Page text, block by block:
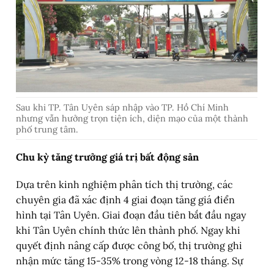
Sau khi TP. Tân Uyên sáp nhập vào TP. Hồ Chí Minh
nhưng vẫn hưởng trọn tiện ích, diện mạo của một thành
phố trung tâm.
Chu kỳ tăng trưởng giá trị bất động sản
Dựa trên kinh nghiệm phân tích thị trường, các
chuyên gia đã xác định 4 giai đoạn tăng giá điển
hình tại Tân Uyên. Giai đoạn đầu tiên bắt đầu ngay
khi Tân Uyên chính thức lên thành phố. Ngay khi
quyết định nâng cấp được công bố, thị trường ghi
nhận mức tăng 15-35% trong vòng 12-18 tháng. Sự